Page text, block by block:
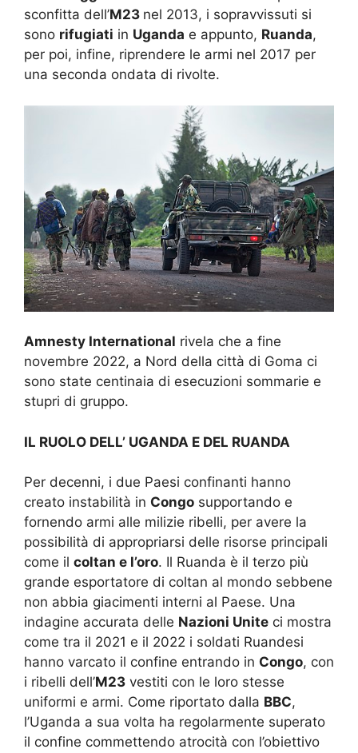
sconfitta dell’M23 nel 2013, i sopravvissuti si
sono rifugiati in Uganda e appunto, Ruanda,
per poi, infine, riprendere le armi nel 2017 per
una seconda ondata di rivolte.
Amnesty International rivela che a fine
novembre 2022, a Nord della città di Goma ci
sono state centinaia di esecuzioni sommarie e
stupri di gruppo.
IL RUOLO DELL’ UGANDA E DEL RUANDA
Per decenni, i due Paesi confinanti hanno
creato instabilità in Congo supportando e
fornendo armi alle milizie ribelli, per avere la
possibilità di appropriarsi delle risorse principali
come il coltan e l’oro. Il Ruanda è il terzo più
grande esportatore di coltan al mondo sebbene
non abbia giacimenti interni al Paese. Una
indagine accurata delle Nazioni Unite ci mostra
come tra il 2021 e il 2022 i soldati Ruandesi
hanno varcato il confine entrando in Congo, con
i ribelli dell’M23 vestiti con le loro stesse
uniformi e armi. Come riportato dalla BBC,
l’Uganda a sua volta ha regolarmente superato
il confine commettendo atrocità con l’obiettivo